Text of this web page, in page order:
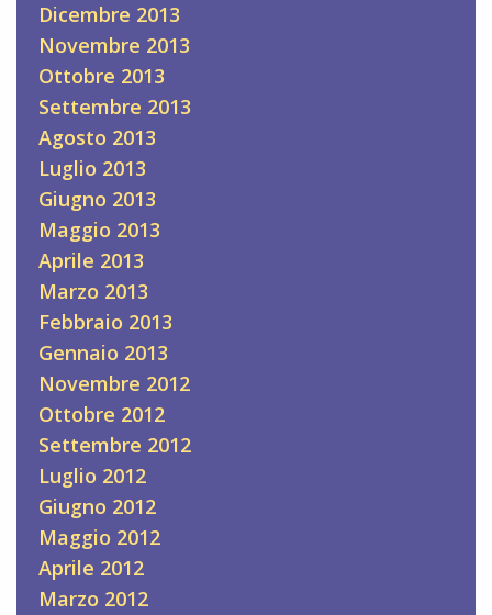
Dicembre 2013
Novembre 2013
Ottobre 2013
Settembre 2013
Agosto 2013
Luglio 2013
Giugno 2013
Maggio 2013
Aprile 2013
Marzo 2013
Febbraio 2013
Gennaio 2013
Novembre 2012
Ottobre 2012
Settembre 2012
Luglio 2012
Giugno 2012
Maggio 2012
Aprile 2012
Marzo 2012